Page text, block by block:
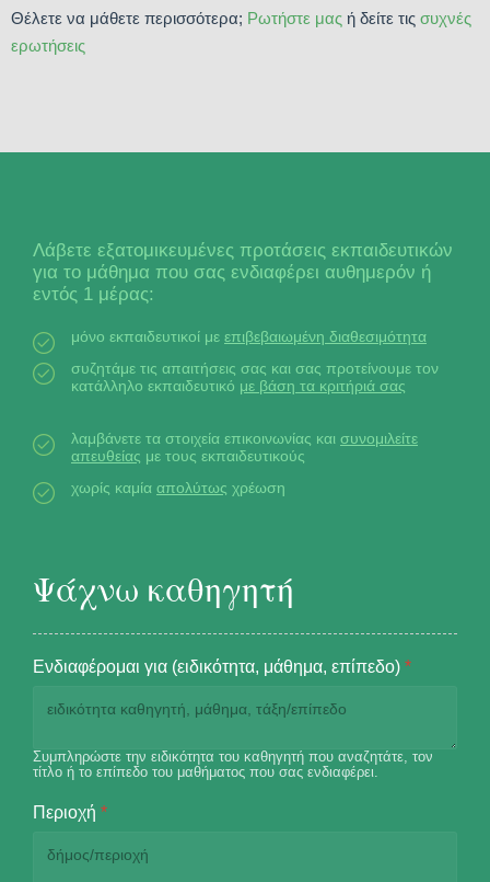
Θέλετε να μάθετε περισσότερα; Ρωτήστε μας ή δείτε τις συχνές
ερωτήσεις
Λάβετε εξατομικευμένες προτάσεις εκπαιδευτικών
για το μάθημα που σας ενδιαφέρει αυθημερόν ή
εντός 1 μέρας:
μόνο εκπαιδευτικοί με επιβεβαιωμένη διαθεσιμότητα
συζητάμε τις απαιτήσεις σας και σας προτείνουμε τον
κατάλληλο εκπαιδευτικό με βάση τα κριτήριά σας
λαμβάνετε τα στοιχεία επικοινωνίας και συνομιλείτε
απευθείας με τους εκπαιδευτικούς
χωρίς καμία απολύτως χρέωση
Ψάχνω καθηγητή
Ενδιαφέρομαι για (ειδικότητα, μάθημα, επίπεδο) *
Συμπληρώστε την ειδικότητα του καθηγητή που αναζητάτε, τον
τίτλο ή το επίπεδο του μαθήματος που σας ενδιαφέρει.
Περιοχή *